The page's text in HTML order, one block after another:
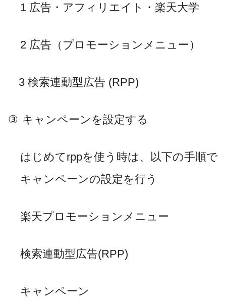
1 広告・アフィリエイト・楽天大学
2 広告（プロモーションメニュー）
3 検索連動型広告 (RPP)
③ キャンペーンを設定する
はじめてrppを使う時は、以下の手順で
キャンペーンの設定を行う
楽天プロモーションメニュー
検索連動型広告(RPP)
キャンペーン